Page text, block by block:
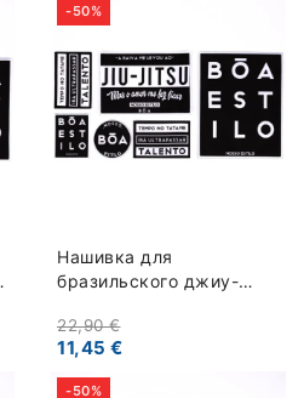
-50%
Нашивка для
бразильского джиу-
Nosso Estilo - черный
22,90 €
11,45 €
-50%